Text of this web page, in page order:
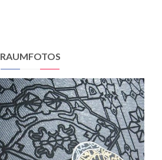
RAUMFOTOS